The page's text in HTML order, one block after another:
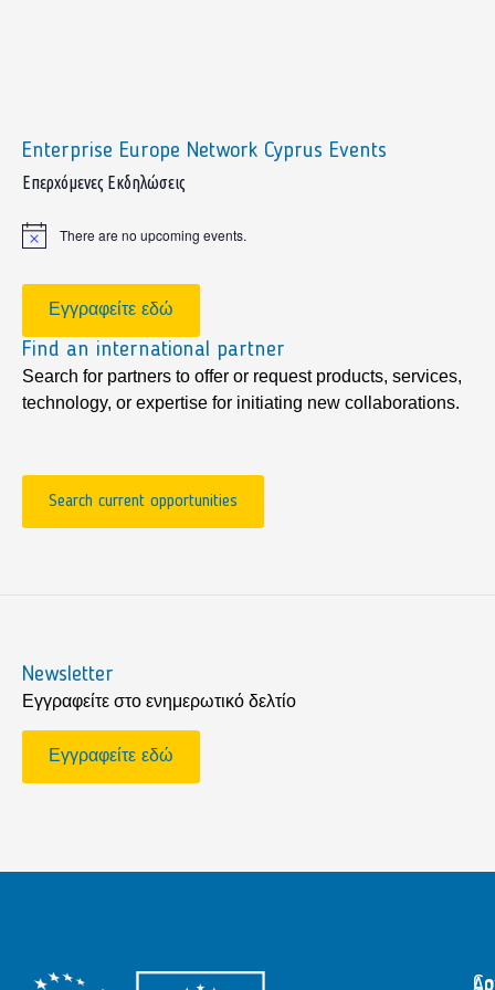
Enterprise Europe Network Cyprus Events
sidebar
Επερχόμενες Εκδηλώσεις
Notice There are no upcoming events.
Εγγραφείτε εδώ
Find an international partner
Search for partners to offer or request products, services,
technology, or expertise for initiating new collaborations.
Search current opportunities
Newsletter
Εγγραφείτε στο ενημερωτικό δελτίο
Εγγραφείτε εδώ